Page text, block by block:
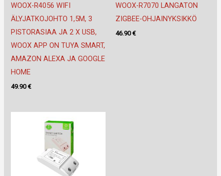
WOOX-R4056 WIFI
ÄLYJATKOJOHTO 1,5M, 3
PISTORASIAA JA 2 X USB,
WOOX APP ON TUYA SMART,
AMAZON ALEXA JA GOOGLE
HOME
49.90€
WOOX-R7070 LANGATON
ZIGBEE-OHJAINYKSIKKÖ
46.90€